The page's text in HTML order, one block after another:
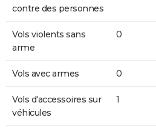
contre des personnes
Vols violents sans
arme
0
Vols avec armes 0
Vols d'accessoires sur
véhicules
1